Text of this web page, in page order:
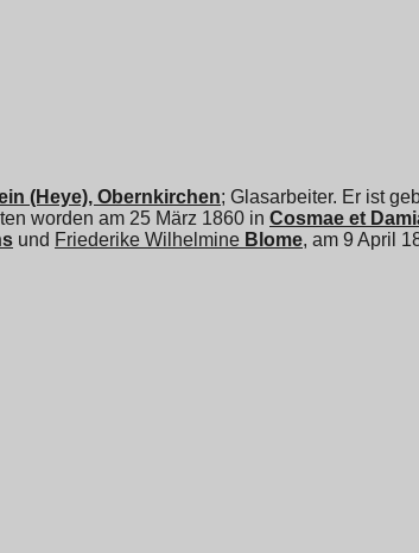
(Heye), Obernkirchen; Glasarbeiter. Er ist
worden am 25 März 1860 in Cosmae et
und Friederike Wilhelmine Blome, am 9 April